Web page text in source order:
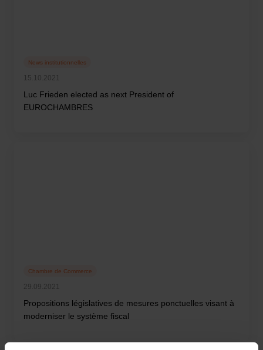
15.10.2021
News institutionnelles
Luc Frieden elected as next President of
EUROCHAMBRES
29.09.2021
Chambre de Commerce
Propositions législatives de mesures ponctuelles visant à
moderniser le système fiscal